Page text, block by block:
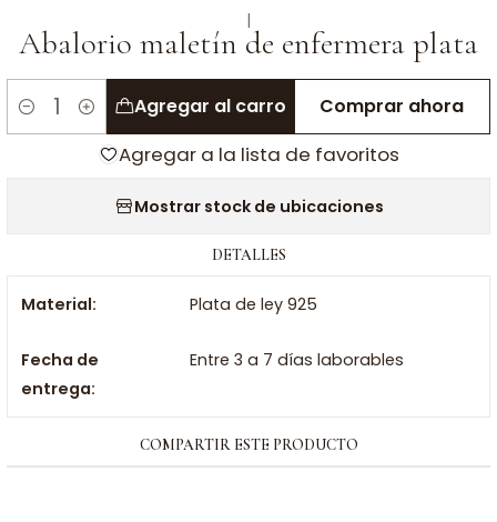
|
Abalorio maletín de enfermera plata
Cantidad
Agregar al carro Comprar ahora
Agregar a la lista de favoritos
Mostrar stock de ubicaciones
DETALLES
Material: Plata de ley 925
Fecha de
entrega:
Entre 3 a 7 días laborables
COMPARTIR ESTE PRODUCTO